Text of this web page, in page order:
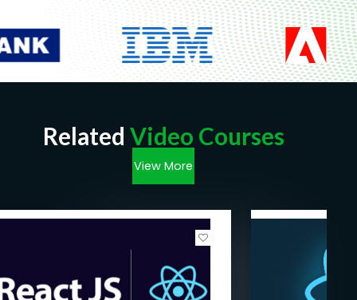
Prerequisites
Basic Knowledge of Javascript
Related Video Courses
View More